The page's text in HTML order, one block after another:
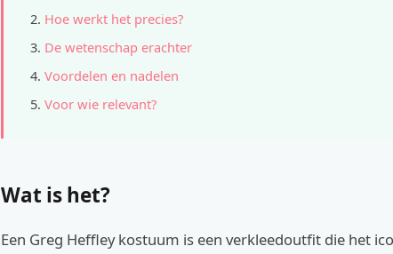
Hoe werkt het precies?
De wetenschap erachter
Voordelen en nadelen
Voor wie relevant?
Wat is het?
Een Greg Heffley kostuum is een verkleedoutfit die het